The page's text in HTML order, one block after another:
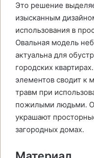
Это решение
изысканным
использования в
Овальная модель
актуальна для
городских
элементов сводит к
травм при
пожилыми людьми.
украшают
загородных домах.